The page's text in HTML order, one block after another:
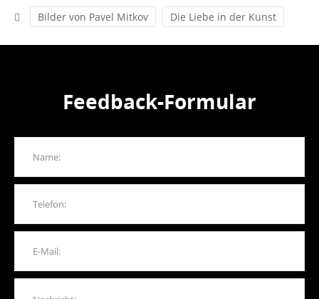
Bilder von Pavel Mitkov Die Liebe in der Kunst
Feedback-Formular